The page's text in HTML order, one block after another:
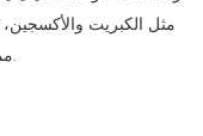
مثل الكبريت
مما يُحسّن جودة الصلب ويُقلل من التلوث البيئي.